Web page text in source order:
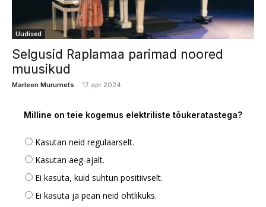
Uudised
Selgusid Raplamaa parimad noored
muusikud
Marleen Murumets - 17. apr 2024
Milline on teie kogemus elektriliste tõukeratastega?
Kasutan neid regulaarselt.
Kasutan aeg-ajalt.
Ei kasuta, kuid suhtun positiivselt.
Ei kasuta ja pean neid ohtlikuks.